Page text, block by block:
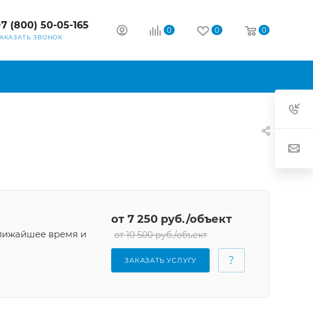
(800) 50-05-165
ЗВОНОК
0 0 0
время и
от 7 250 руб./объект
от 10 500 руб./объект
ЗАКАЗАТЬ УСЛУГУ